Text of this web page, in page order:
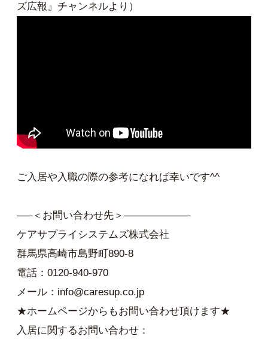
ズ広報』チャンネルより）
ご入居や入職の際の参考になれば幸いです^^
—–＜お問い合わせ先＞——————–
ケアサプライシステムズ株式会社
群馬県高崎市島野町890-8
電話：0120-940-970
メール：info@caresup.co.jp
★ホームページからもお問い合わせ頂けます★
入居に関するお問い合わせ：